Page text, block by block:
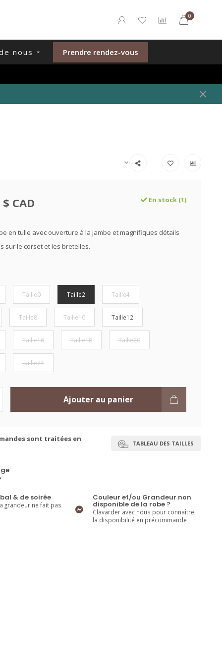
0
nous Prendre rendez-vous
CAD En stock (1)
en tulle avec ouverture à la jambe et magnifiques détails
sur le corset et les bretelles.
Taille0 Taille2 Taille4
Taille8 Taille10 Taille12
Taille16 Taille18 Taille20
Taille24
Ajouter au panier
sont traitées en TABLEAU DES TAILLES
& de soirée
grandeur ne fait pas
Couleur et/ou Grandeur non
disponible de la robe ?
Clavarder avec nous pour connaître
la disponibilité en précommande